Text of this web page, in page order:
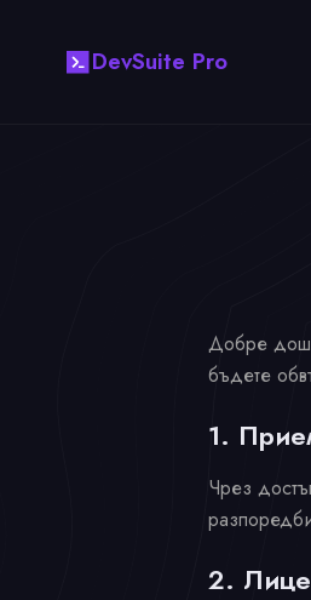
DevSuite Pro
Добре
бъдете
1.
Чрез
2.